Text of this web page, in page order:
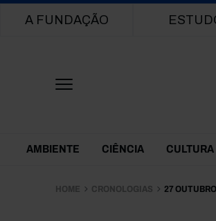
Main navigation
A FUNDAÇÃO
Themes Menu
AMBIENTE CIÊNCIA CULTURA
HOME CRONOLOGIAS 27